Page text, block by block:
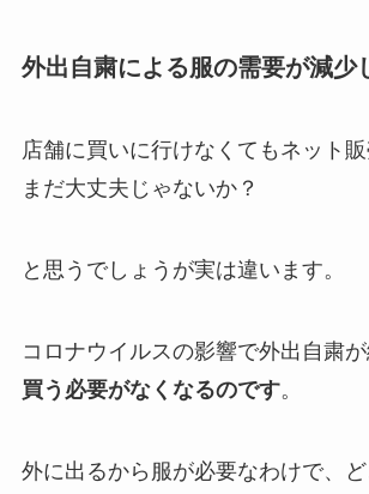
外出自粛による服の需要が減少
店舗に買いに行けなくてもネット
まだ大丈夫じゃないか？
と思うでしょうが実は違います。
コロナウイルスの影響で外出自粛が
買う必要がなくなるのです。
外に出るから服が必要なわけで、